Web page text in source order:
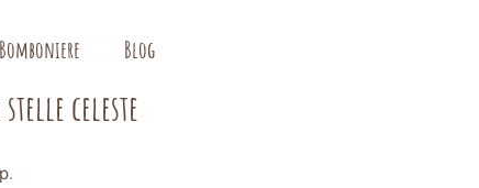
Bomboniere Blog
celeste
.